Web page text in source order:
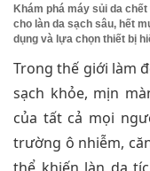
Khám phá máy sủi da
cho làn da sạch sâu, hết
dụng và lựa chọn thiết bị
Trong thế giới làm
sạch khỏe, mịn
của tất cả mọi
trường ô nhiễm,